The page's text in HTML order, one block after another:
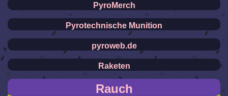
PyroMerch
Pyrotechnische Munition
pyroweb.de
Raketen
Rauch